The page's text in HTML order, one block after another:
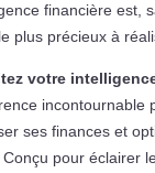
financière est,
plus précieux à
votre
incontournable
ses finances et
pour éclairer